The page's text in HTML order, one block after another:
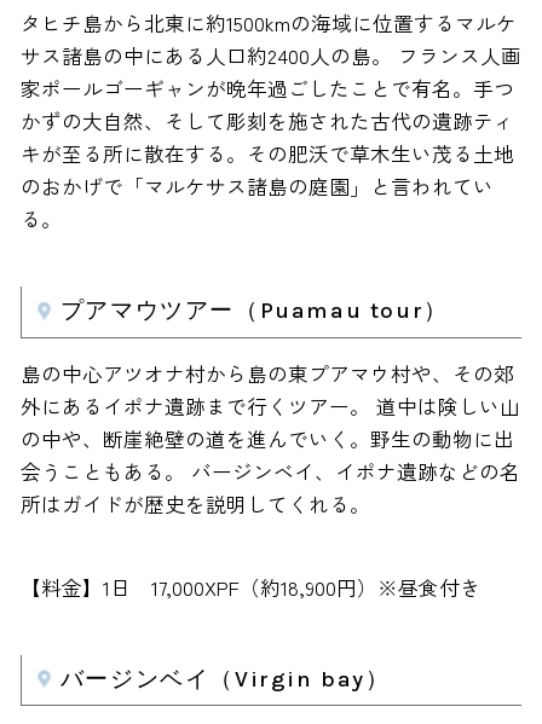
タヒチ島から北東に約1500kmの海域に位置するマルケ
サス諸島の中にある人口約2400人の島。 フランス人画
家ポールゴーギャンが晩年過ごしたことで有名。手つ
かずの大自然、そして彫刻を施された古代の遺跡ティ
キが至る所に散在する。その肥沃で草木生い茂る土地
のおかげで「マルケサス諸島の庭園」と言われてい
る。
プアマウツアー（Puamau tour）
島の中心アツオナ村から島の東プアマウ村や、その郊
外にあるイポナ遺跡まで行くツアー。 道中は険しい山
の中や、断崖絶壁の道を進んでいく。野生の動物に出
会うこともある。 バージンベイ、イポナ遺跡などの名
所はガイドが歴史を説明してくれる。
【料金】1日 17,000XPF（約18,900円）※昼食付き
バージンベイ（Virgin bay）